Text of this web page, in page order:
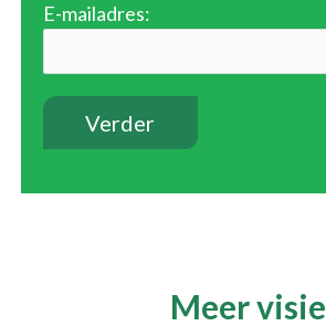
E-mailadres:
Meer visie